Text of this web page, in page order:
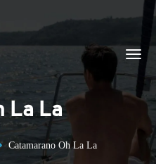
La La
Catamarano Oh La La